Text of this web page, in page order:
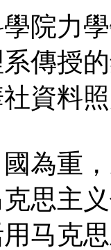
院力
傳授
資料
為重
思主
马克